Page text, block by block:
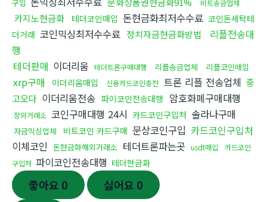
구입
비트송금업체
카지노현금화 테더코인매입 돈현금화최저수수료 코인돈세탁테
더거래 코인믹싱최저수수료 정치자금현금화방법
리플전송대
행
테더판매 이더리움 테더트론구매대행 리플송금업체 리플코인매입
xrp구매 이더리움매입 신용카드코인충전 트론 리플 전송업체 중
고오다 이더리움전송 파이코인전송대행 암호화폐구매대행
장외거래소 코인구매대행 24시 카드코인구입처 솔라나구매
자금믹싱업체 비트코인 카드구매 문상코인구입 카드코인구입처
이체코인 돈현금화해외거래소 테더트론파는곳 usdt매입
카드코인
구입처 파이코인전송대행 테더현금화
좋아요 0 싫어요 0